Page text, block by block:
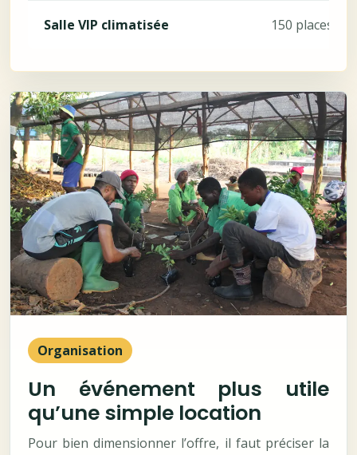
Salle VIP climatisée 150 places
Organisation
Un événement plus utile
qu’une simple location
Pour bien dimensionner l’offre, il faut préciser la